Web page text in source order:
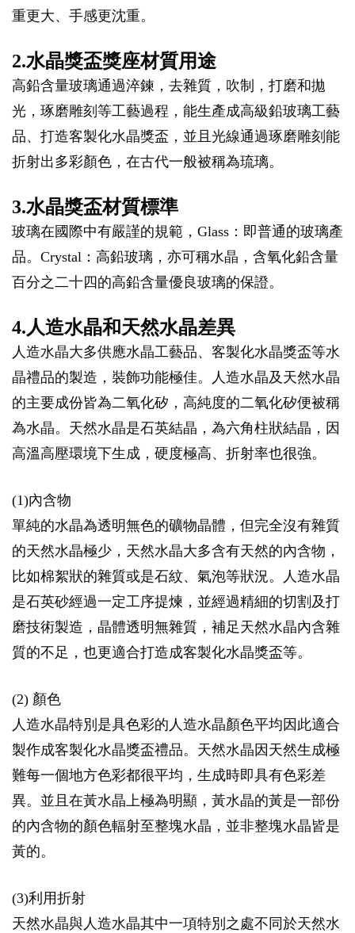
重更大、手感更沈重。
2.水晶獎盃獎座材質用途
高鉛含量玻璃通過淬鍊，去雜質，吹制，打磨和拋
光，琢磨雕刻等工藝過程，能生產成高級鉛玻璃工藝
品、打造客製化水晶獎盃，並且光線通過琢磨雕刻能
折射出多彩顏色，在古代一般被稱為琉璃。
3.水晶獎盃材質標準
玻璃在國際中有嚴謹的規範，Glass：即普通的玻璃產
品。Crystal：高鉛玻璃，亦可稱水晶，含氧化鉛含量
百分之二十四的高鉛含量優良玻璃的保證。
4.人造水晶和天然水晶差異
人造水晶大多供應水晶工藝品、客製化水晶獎盃等水
晶禮品的製造，裝飾功能極佳。人造水晶及天然水晶
的主要成份皆為二氧化矽，高純度的二氧化矽便被稱
為水晶。天然水晶是石英結晶，為六角柱狀結晶，因
高溫高壓環境下生成，硬度極高、折射率也很強。
(1)內含物
單純的水晶為透明無色的礦物晶體，但完全沒有雜質
的天然水晶極少，天然水晶大多含有天然的內含物，
比如棉絮狀的雜質或是石紋、氣泡等狀況。人造水晶
是石英砂經過一定工序提煉，並經過精細的切割及打
磨技術製造，晶體透明無雜質，補足天然水晶內含雜
質的不足，也更適合打造成客製化水晶獎盃等。
(2) 顏色
人造水晶特別是具色彩的人造水晶顏色平均因此適合
製作成客製化水晶獎盃禮品。天然水晶因天然生成極
難每一個地方色彩都很平均，生成時即具有色彩差
異。並且在黃水晶上極為明顯，黃水晶的黃是一部份
的內含物的顏色輻射至整塊水晶，並非整塊水晶皆是
黃的。
(3)利用折射
天然水晶與人造水晶其中一項特別之處不同於天然水